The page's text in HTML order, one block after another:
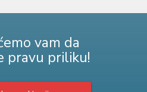
vam da
pravu priliku!